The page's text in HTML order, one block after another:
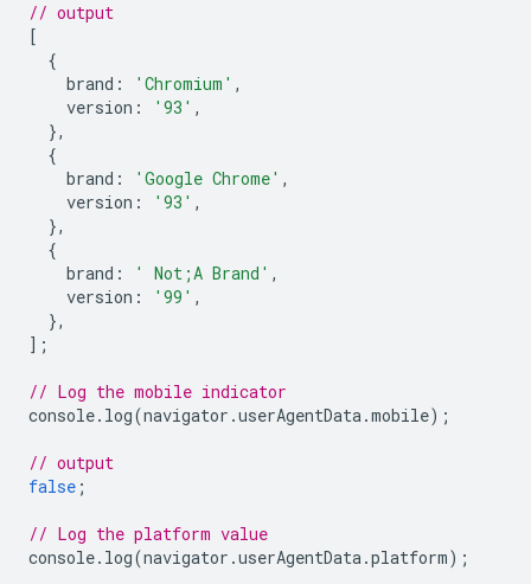
// output
[
{
brand : 'Chromium' ,
version : '93' ,
},
{
brand : 'Google Chrome' ,
version : '93' ,
},
{
brand : ' Not;A Brand' ,
version : '99' ,
},
];
// Log the mobile indicator
console. log(navigator .userAgentData.mobile);
// output
false ;
// Log the platform value
console. log(navigator .userAgentData.platform);